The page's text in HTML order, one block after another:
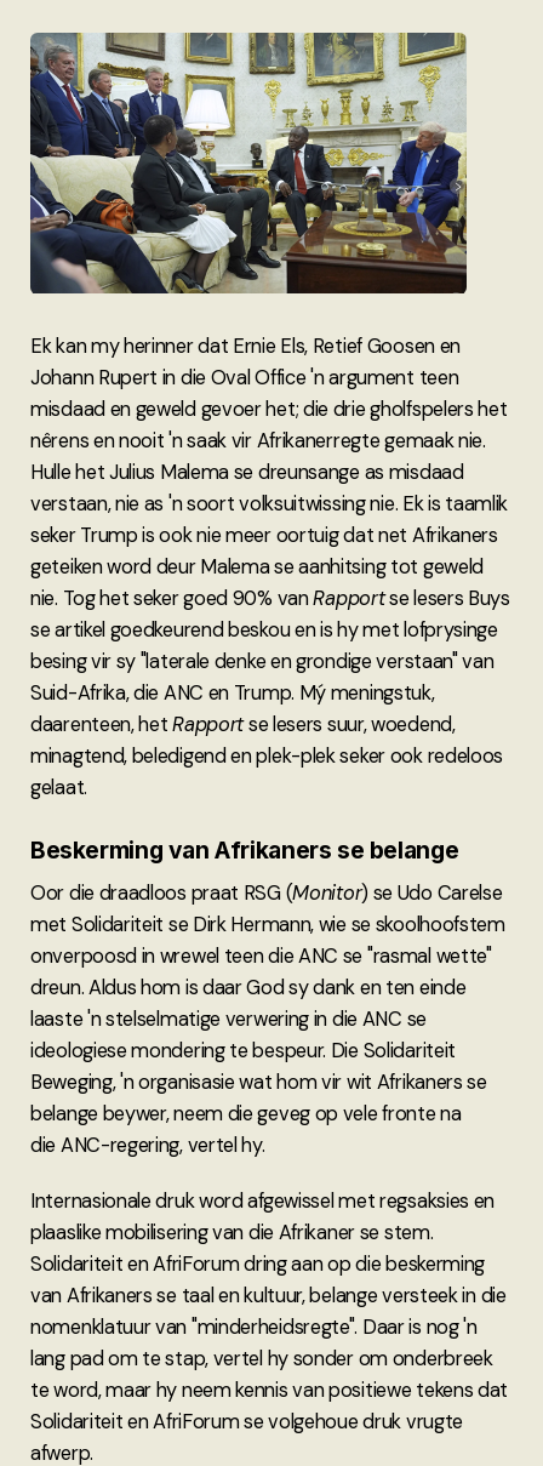
Ek kan my herinner dat Ernie Els, Retief Goosen en
Johann Rupert in die Oval Office 'n argument teen
misdaad en geweld gevoer het; die drie gholfspelers het
nêrens en nooit 'n saak vir Afrikanerregte gemaak nie.
Hulle het Julius Malema se dreunsange as misdaad
verstaan, nie as 'n soort volksuitwissing nie. Ek is taamlik
seker Trump is ook nie meer oortuig dat net Afrikaners
geteiken word deur Malema se aanhitsing tot geweld
nie. Tog het seker goed 90% vanRapportse lesers Buys
se artikel goedkeurend beskou en is hy met lofprysinge
besing vir sy "laterale denke en grondige verstaan" van
Suid-Afrika, die ANC en Trump. Mý meningstuk,
daarenteen, hetRapportse lesers suur, woedend,
minagtend, beledigend en plek-plek seker ook redeloos
gelaat.
Beskerming van Afrikaners se belange
Oor die draadloos praat RSG (Monitor) se Udo Carelse
met Solidariteit se Dirk Hermann, wie se skoolhoofstem
onverpoosd in wrewel teen die ANC se "rasmal wette"
dreun. Aldus hom is daar God sy dank en ten einde
laaste 'n stelselmatige verwering in die ANC se
ideologiese mondering te bespeur. Die Solidariteit
Beweging, 'n organisasie wat hom vir wit Afrikaners se
belange beywer, neem die geveg op vele fronte na
die ANC-regering, vertel hy.
Internasionale druk word afgewissel met regsaksies en
plaaslike mobilisering van die Afrikaner se stem.
Solidariteit en AfriForum dring aan op die beskerming
van Afrikaners se taal en kultuur, belange versteek in die
nomenklatuur van "minderheidsregte". Daar is nog 'n
lang pad om te stap, vertel hy sonder om onderbreek
te word, maar hy neem kennis van positiewe tekens dat
Solidariteit en AfriForum se volgehoue druk vrugte
afwerp.